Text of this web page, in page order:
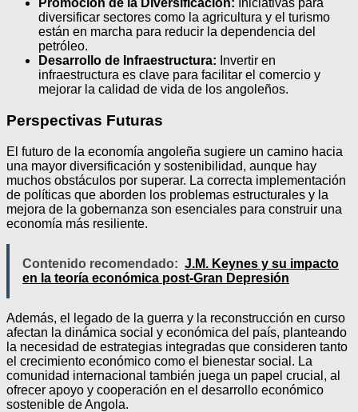
Promoción de la Diversificación: Iniciativas para
diversificar sectores como la agricultura y el turismo
están en marcha para reducir la dependencia del
petróleo.
Desarrollo de Infraestructura: Invertir en
infraestructura es clave para facilitar el comercio y
mejorar la calidad de vida de los angoleños.
Perspectivas Futuras
El futuro de la economía angoleña sugiere un camino hacia
una mayor diversificación y sostenibilidad, aunque hay
muchos obstáculos por superar. La correcta implementación
de políticas que aborden los problemas estructurales y la
mejora de la gobernanza son esenciales para construir una
economía más resiliente.
Contenido recomendado: J.M. Keynes y su impacto
en la teoría económica post-Gran Depresión
Además, el legado de la guerra y la reconstrucción en curso
afectan la dinámica social y económica del país, planteando
la necesidad de estrategias integradas que consideren tanto
el crecimiento económico como el bienestar social. La
comunidad internacional también juega un papel crucial, al
ofrecer apoyo y cooperación en el desarrollo económico
sostenible de Angola.